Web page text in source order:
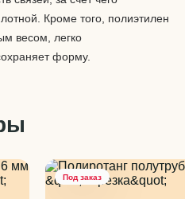
Кроме того, полиэтилен
весом, легко
форму.
Под заказ